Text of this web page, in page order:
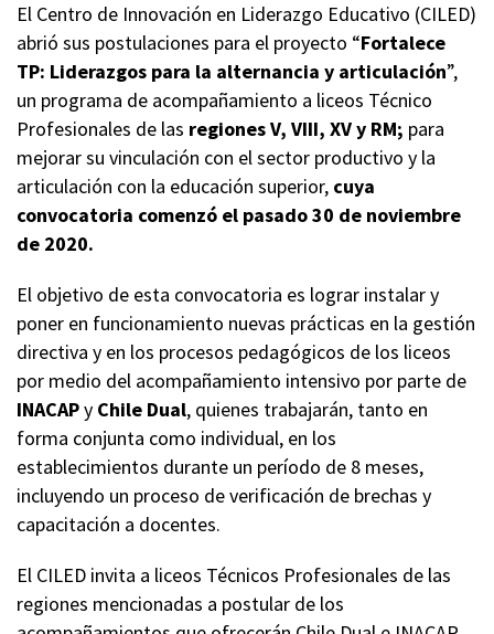
El Centro de Innovación en Liderazgo Educativo (CILED)
abrió sus postulaciones para el proyecto “Fortalece
TP: Liderazgos para la alternancia y articulación”,
un programa de acompañamiento a liceos Técnico
Profesionales de las regiones V, VIII, XV y RM; para
mejorar su vinculación con el sector productivo y la
articulación con la educación superior, cuya
convocatoria comenzó el pasado 30 de noviembre
de 2020.
El objetivo de esta convocatoria es lograr instalar y
poner en funcionamiento nuevas prácticas en la gestión
directiva y en los procesos pedagógicos de los liceos
por medio del acompañamiento intensivo por parte de
INACAPy Chile Dual, quienes trabajarán, tanto en
forma conjunta como individual, en los
establecimientos durante un período de 8 meses,
incluyendo un proceso de verificación de brechas y
capacitación a docentes.
El CILED invita a liceos Técnicos Profesionales de las
regiones mencionadas a postular de los